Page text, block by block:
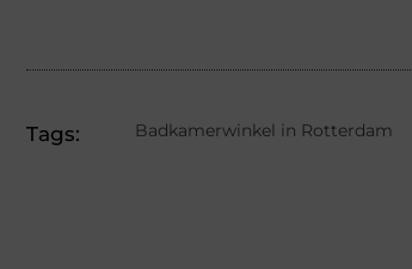
Tags: Badkamerwinkel in Rotterdam